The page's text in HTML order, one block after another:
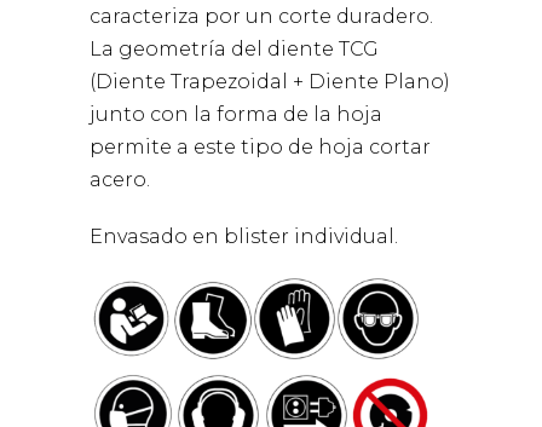
caracteriza por un corte duradero.
La geometría del diente TCG
(Diente Trapezoidal + Diente Plano)
junto con la forma de la hoja
permite a este tipo de hoja cortar
acero.
Envasado en blister individual.